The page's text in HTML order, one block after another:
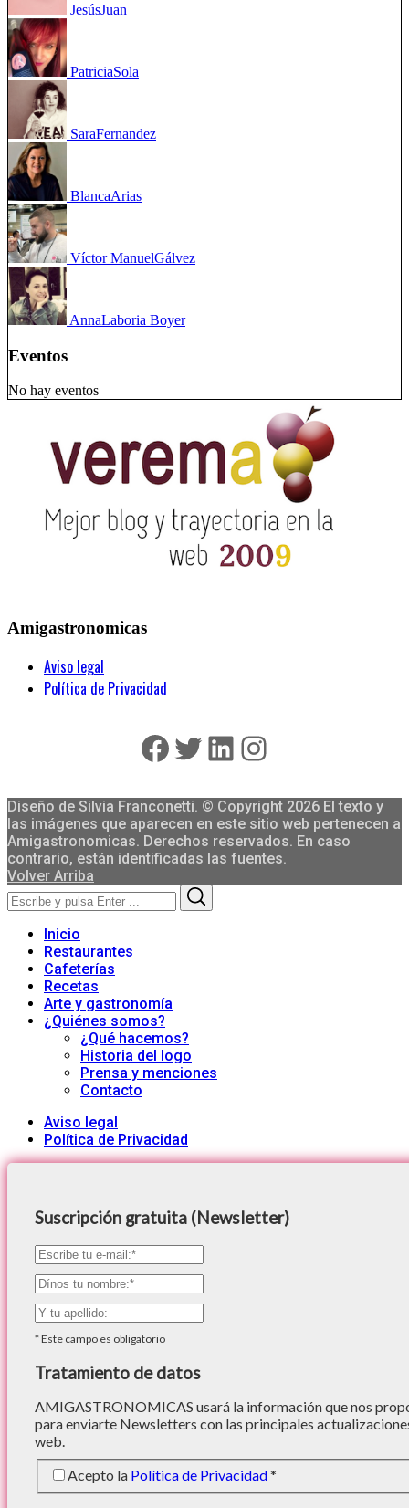
JesúsJuan
PatriciaSola
SaraFernandez
BlancaArias
Víctor ManuelGálvez
AnnaLaboria Boyer
Eventos
No hay eventos
Amigastronomicas
Aviso legal
Política de Privacidad
Facebook
Twitter
LinkedIn
Instagram
Diseño de Silvia Franconetti. © Copyright 2026 El texto y
las imágenes que aparecen en este sitio web pertenecen a
Amigastronomicas. Derechos reservados. En caso
contrario, están identificadas las fuentes.
Volver Arriba
Search
for:
Inicio
Restaurantes
Cafeterías
Recetas
Arte y gastronomía
¿Quiénes somos?
¿Qué hacemos?
Historia del logo
Prensa y menciones
Contacto
Aviso legal
Política de Privacidad
Suscripción gratuita (Newsletter)
*Este campo es obligatorio
Tratamiento de datos
AMIGASTRONOMICAS usará la información que nos
para enviarte Newsletters con las principales
web.
Acepto la Política de Privacidad*